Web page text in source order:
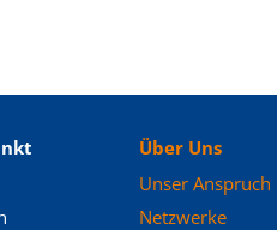
Über Uns
Unser Anspruch
Netzwerke